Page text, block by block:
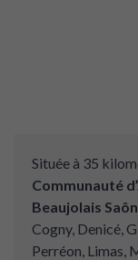
Située à 35
Communauté
Beaujolais
Cogny, Denicé,
Perréon, Limas,